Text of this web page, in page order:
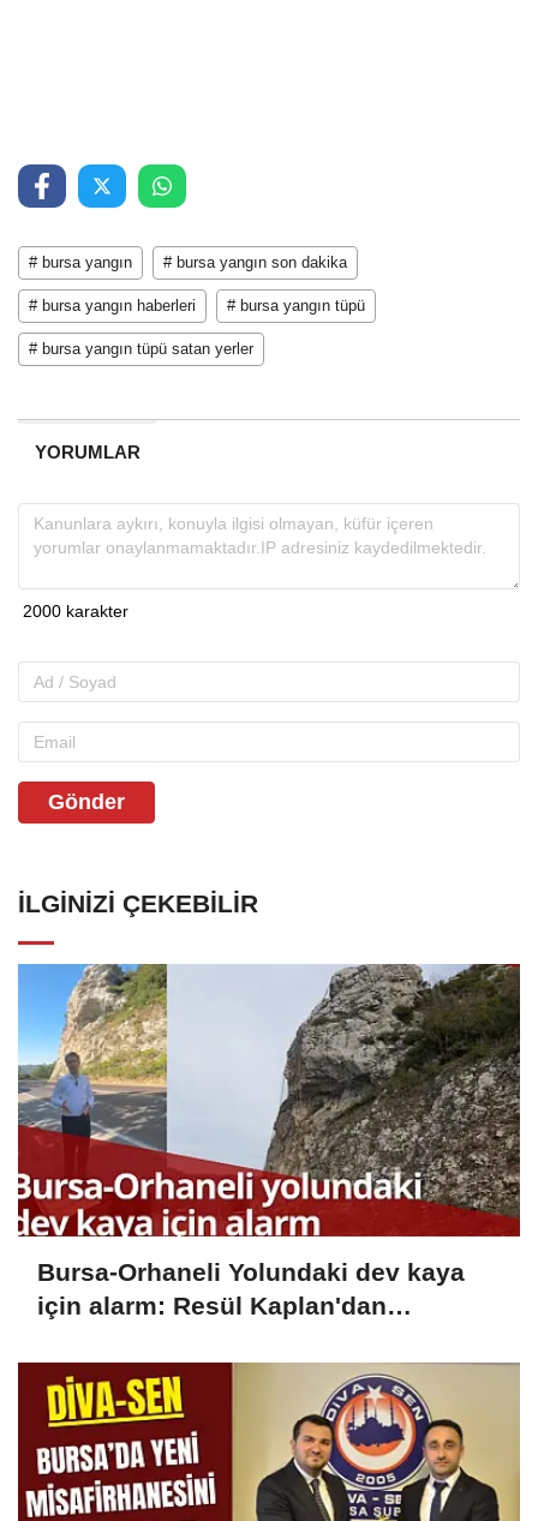
# bursa yangın # bursa yangın son dakika
# bursa yangın haberleri # bursa yangın tüpü
# bursa yangın tüpü satan yerler
YORUMLAR
Gönder
İLGINIZI ÇEKEBILIR
Bursa-Orhaneli Yolundaki dev kaya
için alarm: Resül Kaplan'dan